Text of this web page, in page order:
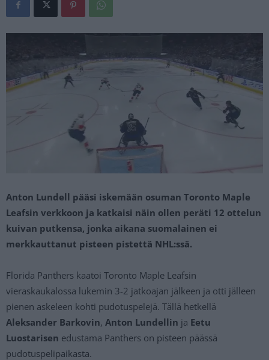
Anton Lundell pääsi iskemään osuman Toronto Maple
Leafsin verkkoon ja katkaisi näin ollen peräti 12 ottelun
kuivan putkensa, jonka aikana suomalainen ei
merkkauttanut pisteen pistettä NHL:ssä.
Florida Panthers kaatoi Toronto Maple Leafsin
vieraskaukalossa lukemin 3-2 jatkoajan jälkeen ja otti jälleen
pienen askeleen kohti pudotuspelejä. Tällä hetkellä
Aleksander Barkovin, Anton Lundellin ja Eetu
Luostarisen edustama Panthers on pisteen päässä
pudotuspelipaikasta.